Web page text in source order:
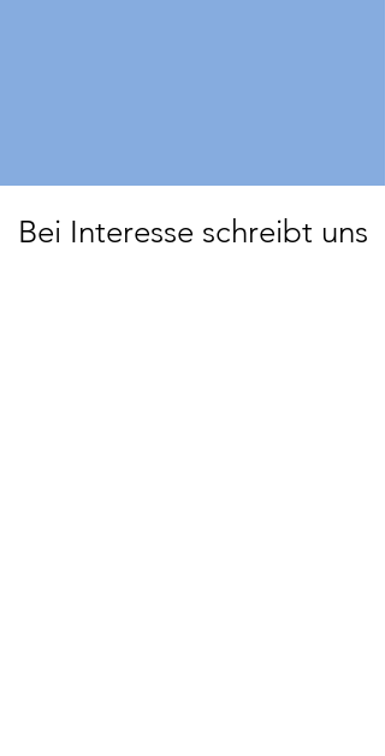
Bei Interesse schreibt uns